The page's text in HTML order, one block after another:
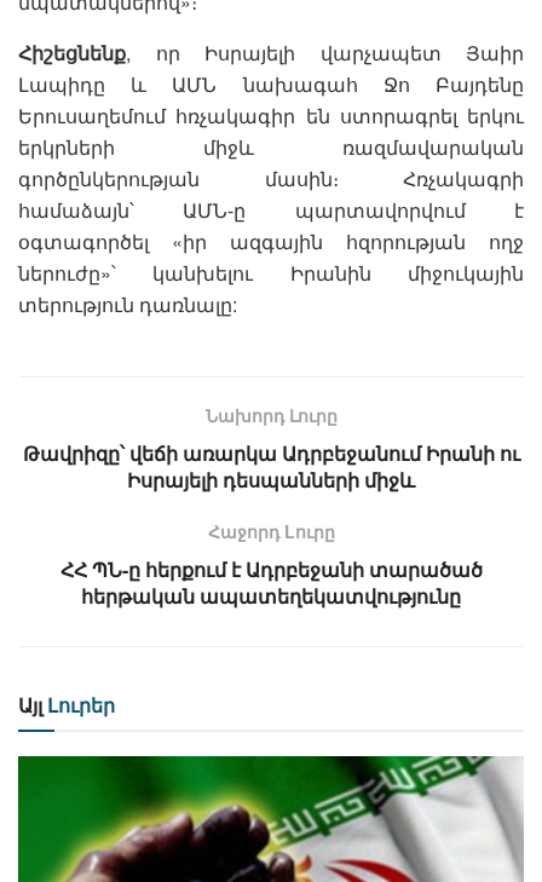
Հիշեցնենք, որ Իսրայելի վարչապետ Յաիր
Լապիդը և ԱՄՆ նախագահ Ջո Բայդենը
Երուսաղեմում հռչակագիր են ստորագրել երկու
երկրների միջև ռազմավարական
գործընկերության մասին։ Հռչակագրի
համաձայն՝ ԱՄՆ-ը պարտավորվում է
օգտագործել «իր ազգային հզորության ողջ
ներուժը»՝ կանխելու Իրանին միջուկային
տերություն դառնալը:
Նախորդ Լուրը
Թավրիզը՝ վեճի առարկա Ադրբեջանում Իրանի ու
Իսրայելի դեսպանների միջև
Հաջորդ Lուրը
ՀՀ ՊՆ-ը հերքում է Ադրբեջանի տարածած
հերթական ապատեղեկատվությունը
Այլ Լուրեր